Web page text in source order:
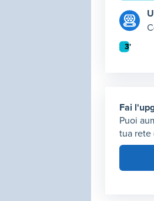
Tempo
Rapida:
Elemento
Fai
Puoi
tua rete